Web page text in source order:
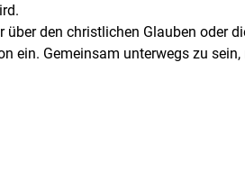
über den christlichen Glauben oder
ein. Gemeinsam unterwegs zu